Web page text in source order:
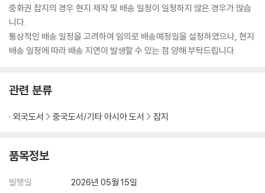
중화권 잡지의 경우 현지 제작 및 배송 일정이 일정하지 않은 경우가 많습
니다.
통상적인 배송 일정을 고려하여 임의로 배송예정일을 설정하였으나, 현지
배송 일정에 따라 배송 지연이 발생할 수 있는 점 양해 부탁드립니다.
관련 분류
외국도서 중국도서/기타 아시아 도서 잡지
품목정보
발행일
2026년 05월 15일